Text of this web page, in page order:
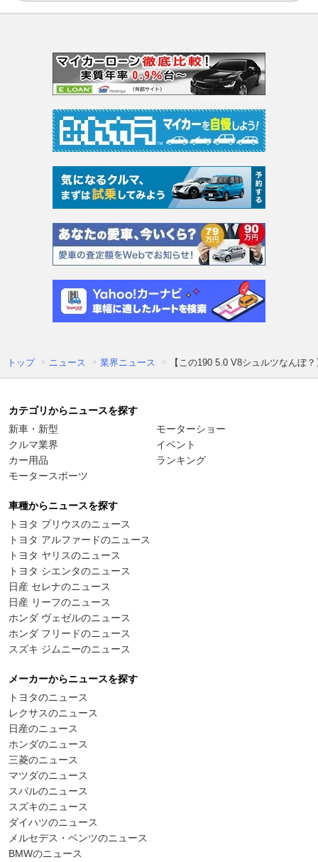
トップ ニュース 業界ニュース 【この190 5.0 V8シュルツなんぼ
カテゴリからニュースを探す
新車・新型
クルマ業界
カー用品
モータースポーツ
モーターショー
イベント
ランキング
車種からニュースを探す
トヨタ プリウスのニュース
トヨタ アルファードのニュース
トヨタ ヤリスのニュース
トヨタ シエンタのニュース
日産 セレナのニュース
日産 リーフのニュース
ホンダ ヴェゼルのニュース
ホンダ フリードのニュース
スズキ ジムニーのニュース
メーカーからニュースを探す
トヨタのニュース
レクサスのニュース
日産のニュース
ホンダのニュース
三菱のニュース
マツダのニュース
スバルのニュース
スズキのニュース
ダイハツのニュース
メルセデス・ベンツのニュース
BMWのニュース